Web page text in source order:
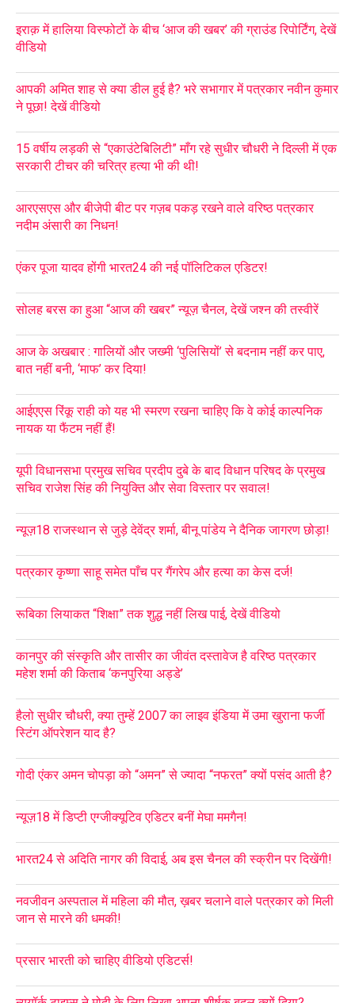
इराक़ में हालिया विस्फोटों के बीच ‘आज की खबर’ की ग्राउंड रिपोर्टिंग, देखें
वीडियो
आपकी अमित शाह से क्या डील हुई है? भरे सभागार में पत्रकार नवीन कुमार
ने पूछा! देखें वीडियो
15 वर्षीय लड़की से “एकाउंटेबिलिटी” माँग रहे सुधीर चौधरी ने दिल्ली में एक
सरकारी टीचर की चरित्र हत्या भी की थी!
आरएसएस और बीजेपी बीट पर गज़ब पकड़ रखने वाले वरिष्ठ पत्रकार
नदीम अंसारी का निधन!
एंकर पूजा यादव होंगी भारत24 की नई पॉलिटिकल एडिटर!
सोलह बरस का हुआ “आज की खबर” न्यूज़ चैनल, देखें जश्न की तस्वीरें
आज के अखबार : गालियों और जख्मी ‘पुलिसियों’ से बदनाम नहीं कर पाए,
बात नहीं बनी, ‘माफ’ कर दिया!
आईएएस रिंकू राही को यह भी स्मरण रखना चाहिए कि वे कोई काल्पनिक
नायक या फैंटम नहीं हैं!
यूपी विधानसभा प्रमुख सचिव प्रदीप दुबे के बाद विधान परिषद के प्रमुख
सचिव राजेश सिंह की नियुक्ति और सेवा विस्तार पर सवाल!
न्यूज़18 राजस्थान से जुड़े देवेंद्र शर्मा, बीनू पांडेय ने दैनिक जागरण छोड़ा!
पत्रकार कृष्णा साहू समेत पाँच पर गैंगरेप और हत्या का केस दर्ज!
रूबिका लियाकत “शिक्षा” तक शुद्ध नहीं लिख पाई, देखें वीडियो
कानपुर की संस्कृति और तासीर का जीवंत दस्तावेज है वरिष्ठ पत्रकार
महेश शर्मा की किताब ‘कनपुरिया अड्डे’
हैलो सुधीर चौधरी, क्या तुम्हें 2007 का लाइव इंडिया में उमा खुराना फर्जी
स्टिंग ऑपरेशन याद है?
गोदी एंकर अमन चोपड़ा को “अमन” से ज्यादा “नफरत” क्यों पसंद आती है?
न्यूज़18 में डिप्टी एग्जीक्यूटिव एडिटर बनीं मेघा ममगैन!
भारत24 से अदिति नागर की विदाई, अब इस चैनल की स्क्रीन पर दिखेंगी!
नवजीवन अस्पताल में महिला की मौत, ख़बर चलाने वाले पत्रकार को मिली
जान से मारने की धमकी!
प्रसार भारती को चाहिए वीडियो एडिटर्स!